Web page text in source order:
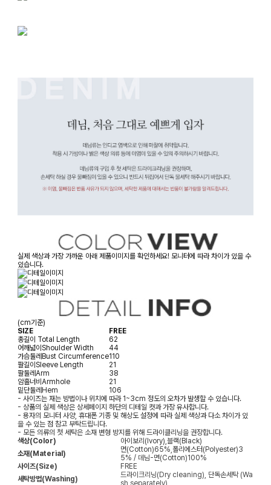
실제 색상과 가장 가까운 아래 제품이미지를 확인하세요! 모니터에 따라 차이가 있을 수
있습니다.
(cm기준)
SIZE
FREE
총길이 Total Length
62
어깨넓이 Shoulder Width
44
가슴둘레 Bust Circumference110
팔길이 Sleeve Length
21
팔둘레 Arm
38
암홀너비 Armhole
21
밑단둘레 Hem
106
- 사이즈는 재는 방법이나 위치에 따라 1~3cm 정도의 오차가 발생할 수 있습니다.
- 상품의 실제 색상은 상세페이지 하단의 디테일 컷과 가장 유사합니다.
- 용자의 모니터 사양, 휴대폰 기종 및 해상도 설정에 따라 실제 색상과 다소 차이가 있
을 수 있는 점 참고 부탁드립니다.
- 모든 의류의 첫 세탁은 소재 변형 방지를 위해 드라이클리닝을 권장합니다.
색상(Color)
아이보리(Ivory),블랙(Black)
소재(Material)
면(Cotton)65%,폴리에스터(Polyester)3
5% / 데님-면(Cotton)100%
사이즈(Size)
FREE
세탁방법(Washing)
드라이크리닝(Dry cleaning), 단독손세탁 (Wa
sh separately)